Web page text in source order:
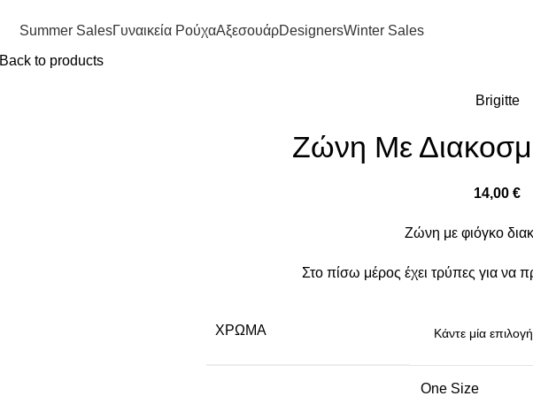
Summer SalesΓυναικεία ΡούχαΑξεσουάρDesignersWinter Sales
Back to products
Brigitte
Ζώνη Με
14,00 €
Ζώνη με φιόγκο
Στο πίσω μέρος έχει τρύπες για να
ΧΡΏΜΑ
One Size